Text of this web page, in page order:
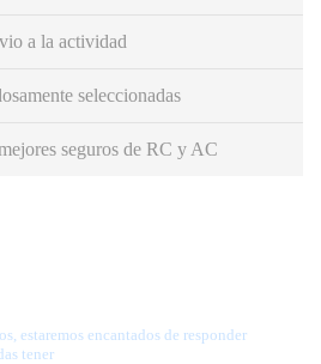
a la actividad
seleccionadas
seguros de RC y AC
estaremos encantados de responder
tener